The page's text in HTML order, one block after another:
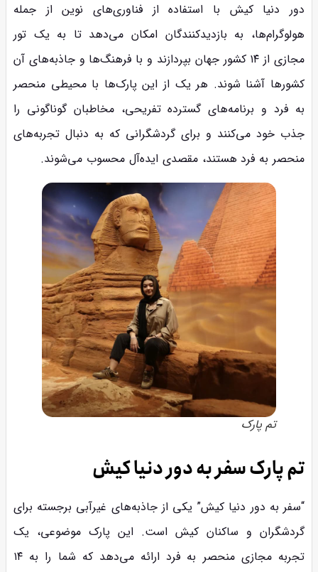
دور دنیا کیش با استفاده از فناوری‌های نوین از جمله
هولوگرام‌ها، به بازدیدکنندگان امکان می‌دهد تا به یک تور
مجازی از ۱۴ کشور جهان بپردازند و با فرهنگ‌ها و جاذبه‌های آن
کشورها آشنا شوند. هر یک از این پارک‌ها با محیطی منحصر
به فرد و برنامه‌های گسترده تفریحی، مخاطبان گوناگونی را
جذب خود می‌کنند و برای گردشگرانی که به دنبال تجربه‌های
منحصر به فرد هستند، مقصدی ایده‌آل محسوب می‌شوند.
تم پارک
تم پارک سفر به دور دنیا کیش
“سفر به دور دنیا کیش” یکی از جاذبه‌های غیرآبی برجسته برای
گردشگران و ساکنان کیش است. این پارک موضوعی، یک
تجربه مجازی منحصر به فرد ارائه می‌دهد که شما را به ۱۴